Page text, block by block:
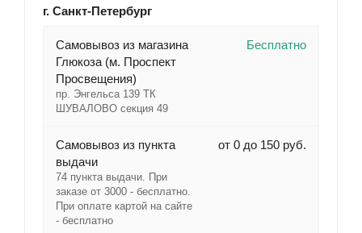
г. Санкт-Петербург
Cамовывоз из магазина
Глюкоза (м. Проспект
Просвещения)
пр. Энгельса 139 ТК
ШУВАЛОВО секция 49
Бесплатно
Самовывоз из пункта
выдачи
74 пункта выдачи. При
заказе от 3000 - бесплатно.
При оплате картой на сайте
- бесплатно
от 0 до 150 руб.